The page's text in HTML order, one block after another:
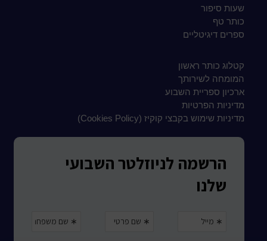
שעות סיפור
כותר טף
ספרים דיגיטליים
קטלוג כותר ראשון
המומחה לשירותך
ארכיון ספריית השבוע
מדיניות הפרטיות
מדיניות שימוש בקבצי קוקיז (Cookies Policy)